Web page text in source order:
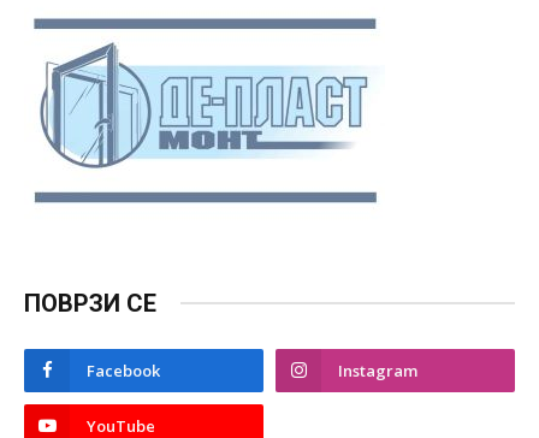
ПОВРЗИ СЕ
Facebook Instagram
YouTube